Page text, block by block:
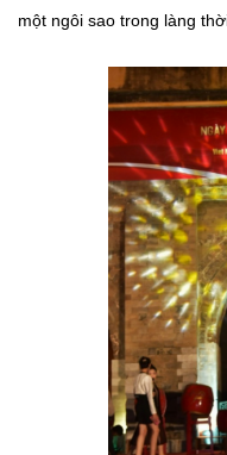
một ngôi sao trong làng